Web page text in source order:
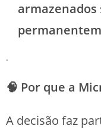
armazenados
.
🧠 Por que a
A decisão faz